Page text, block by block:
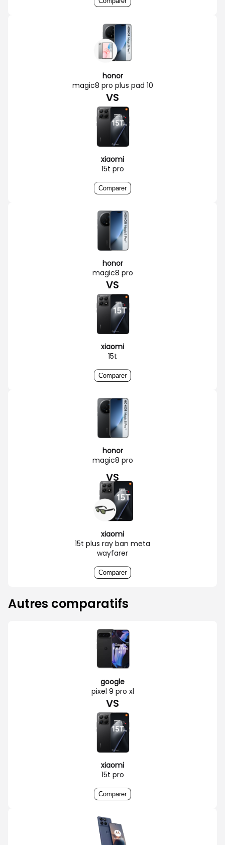
honor
magic8 pro plus pad 10
VS
xiaomi
15t pro
Comparer
honor
magic8 pro
VS
xiaomi
15t
Comparer
honor
magic8 pro
VS
xiaomi
15t plus ray ban meta
wayfarer
Comparer
Autres comparatifs
google
pixel 9 pro xl
VS
xiaomi
15t pro
Comparer